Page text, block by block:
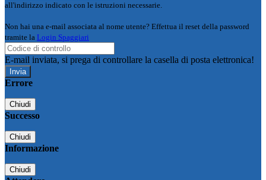
all'indirizzo indicato con le istruzioni necessarie.
Non hai una e-mail associata al nome utente? Effettua il reset della password
tramite la Login Spaggiari
E-mail inviata, si prega di controllare la casella di posta elettronica!
Errore
Chiudi
Successo
Chiudi
Informazione
Chiudi